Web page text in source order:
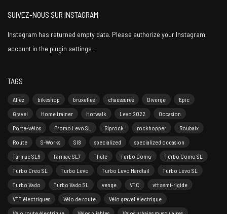
SUIVEZ-NOUS SUR INSTAGRAM
Instagram has returned empty data. Please authorize your Instagram
account in the plugin settings .
TAGS
Allez bikeshop bruxelles chaussures Diverge
Epic
Gravel
Home trainer Hotwalk Levo 2022
Occasion
Porte-vélos
Promo Levo SL Riprock rockhopper
Roubaix
Route
S-Works Sl8 specialized
specialized occasion
Tarmac SL6
Tarmac SL7 Thule Turbo Como
Turbo Como SL
Turbo Creo SL
Turbo Levo Turbo Levo Hardtail
Turbo Levo SL
Turbo Vado
Turbo Vado SL venge VTC
vtt semi-rigide
VTT électriques
Vélo de route
Vélo gravel électrique